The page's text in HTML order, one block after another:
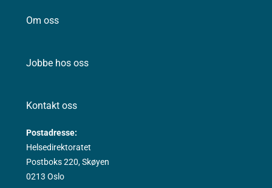
Om oss
Jobbe hos oss
Kontakt oss
Postadresse:
Helsedirektoratet
Postboks 220, Skøyen
0213 Oslo